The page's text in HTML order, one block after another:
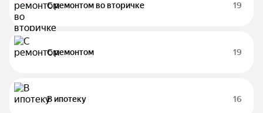
С ремонтом во вторичке 19
С ремонтом 19
В ипотеку 16